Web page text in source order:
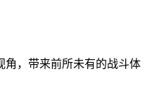
角，带来前所未有的战斗体